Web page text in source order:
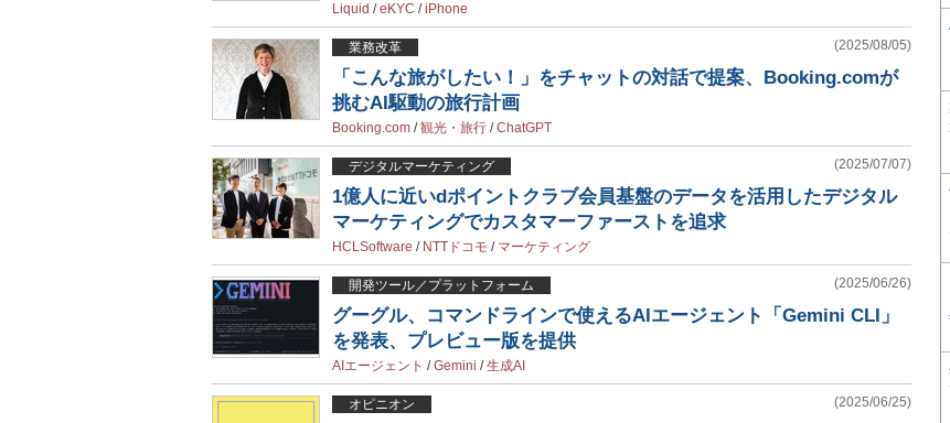
Liquid /eKYC /iPhone
業務改革 (2025/08/05)
「こんな旅がしたい！」をチャットの対話で提案、Booking.comが
挑むAI駆動の旅行計画
Booking.com /観光・旅行 /ChatGPT
デジタルマーケティング (2025/07/07)
1億人に近いdポイントクラブ会員基盤のデータを活用したデジタル
マーケティングでカスタマーファーストを追求
HCLSoftware / NTTドコモ / マーケティング
開発ツール／プラットフォーム (2025/06/26)
グーグル、コマンドラインで使えるAIエージェント「Gemini CLI」
を発表、プレビュー版を提供
AIエージェント /Gemini /生成AI
オピニオン (2025/06/25)